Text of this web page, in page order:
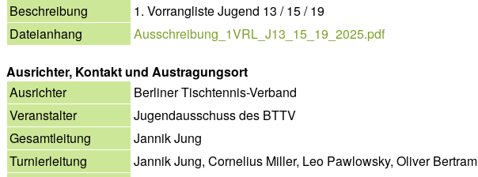
Beschreibung
1. Vorrangliste Jugend 13 / 15 / 19
Dateianhang
Ausschreibung_1VRL_J13_15_19_2025.pdf
Ausrichter, Kontakt und Austragungsort
Ausrichter
Berliner Tischtennis-Verband
Veranstalter
Jugendausschuss des BTTV
Gesamtleitung
Jannik Jung
Turnierleitung
Jannik Jung, Cornelius Miller, Leo Pawlowsky, Oliver Bertram